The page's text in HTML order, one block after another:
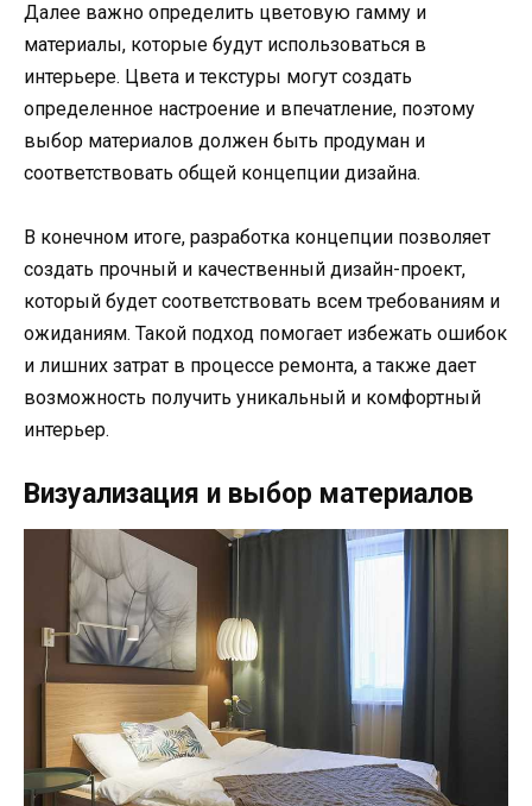
Далее важно определить цветовую гамму и
материалы, которые будут использоваться в
интерьере. Цвета и текстуры могут создать
определенное настроение и впечатление, поэтому
выбор материалов должен быть продуман и
соответствовать общей концепции дизайна.
В конечном итоге, разработка концепции позволяет
создать прочный и качественный дизайн-проект,
который будет соответствовать всем требованиям и
ожиданиям. Такой подход помогает избежать ошибок
и лишних затрат в процессе ремонта, а также дает
возможность получить уникальный и комфортный
интерьер.
Визуализация и выбор материалов